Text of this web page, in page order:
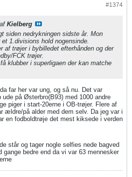
#1374
Kielberg
siden nedrykningen sidste år. Mon
1.divisions hold nogensinde.
af trøjer i bybilledet efterhånden og der
FCK trøjer.
klubber i superligaen der kan matche
far her var ung, og så nu. Det var
på Østerbro(B93) med 1000 andre
piger i start-20erne i OB-trøjer. Flere af
ældre/på alder med dem selv. Da jeg var i
en fodboldtrøje det mest kiksede i verden
står og tager nogle selfies nede bagved
bedre end da vi var 63 mennesker